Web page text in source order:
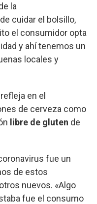
la
cuidar el bolsillo,
el consumidor opta
y ahí tenemos un
locales y
en el
de cerveza como
libre de gluten de
fue un
de estos
nuevos. «Algo
fue el consumo